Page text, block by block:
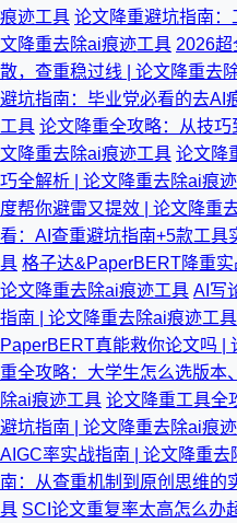
痕迹工具 论文降重避坑指南
文降重去除ai痕迹工具 2026超
散，查重稳过线 | 论文降重去
避坑指南：毕业党必看的去AI
工具 论文降重全攻略：从技
文降重去除ai痕迹工具 论文降
巧全解析 | 论文降重去除ai痕
度帮你避雷又提效 | 论文降重
看：AI查重避坑指南+5款工具
具 格子达&PaperBERT降重实
论文降重去除ai痕迹工具 AI写
指南 | 论文降重去除ai痕迹工具
PaperBERT真能救你论文吗 |
重全攻略：大学生怎么选版本
除ai痕迹工具 论文降重工具全
避坑指南 | 论文降重去除ai痕
AIGC率实战指南 | 论文降重去
南：从查重机制到原创思维的
具 SCI论文重复率太高怎么办